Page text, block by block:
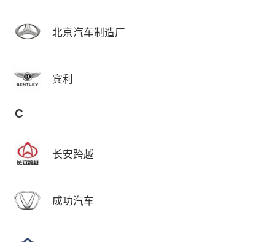
北京汽车制造厂
宾利
C
长安跨越
成功汽车